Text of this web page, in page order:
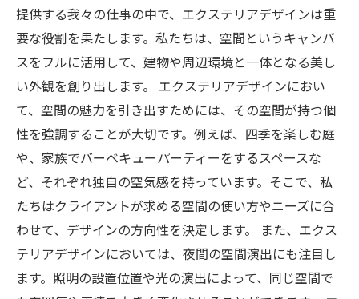
提供する我々の仕事の中で、エクステリアデザインは重
要な役割を果たします。私たちは、空間というキャンバ
スをフルに活用して、建物や周辺環境と一体となる美し
い外観を創り出します。 エクステリアデザインにおい
て、空間の魅力を引き出すためには、その空間が持つ個
性を強調することが大切です。例えば、四季を楽しむ庭
や、家族でバーベキューパーティーをするスペースな
ど、それぞれ独自の空気感を持っています。そこで、私
たちはクライアントが求める空間の使い方やニーズに合
わせて、デザインの方向性を決定します。 また、エクス
テリアデザインにおいては、夜間の空間演出にも注目し
ます。照明の設置位置や光の演出によって、同じ空間で